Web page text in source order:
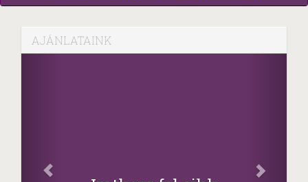
AJÁNLATAINK
Oszd